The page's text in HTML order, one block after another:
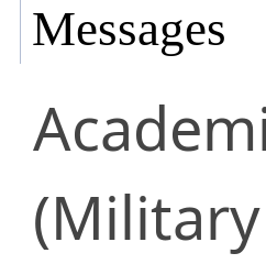
Messages